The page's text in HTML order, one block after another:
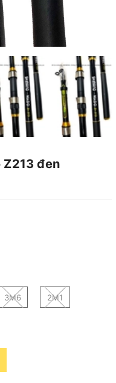
Z213 đen
3M6 2M1